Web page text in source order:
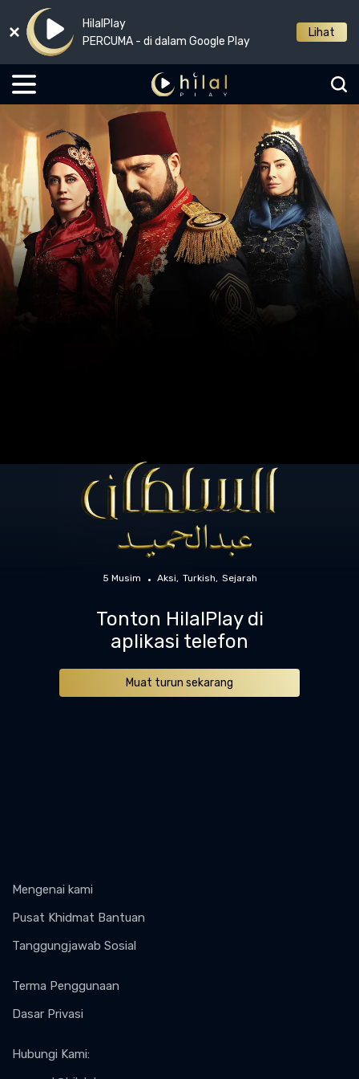
HilalPlay
PERCUMA - di dalam Google Play
Lihat
5 Musim Aksi Turkish Sejarah
Tonton HilalPlay di
aplikasi telefon
Muat turun sekarang
Mengenai kami
Pusat Khidmat Bantuan
Tanggungjawab Sosial
Terma Penggunaan
Dasar Privasi
Hubungi Kami: